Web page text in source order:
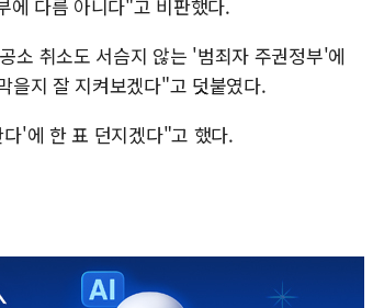
에 다름 아니다"고 비판했다.
소 취소도 서슴지 않는 '범죄자 주권정부'에
을지 잘 지켜보겠다"고 덧붙였다.
'에 한 표 던지겠다"고 했다.